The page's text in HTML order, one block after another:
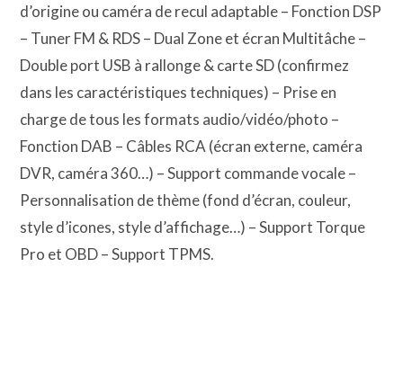
d’origine ou caméra de recul adaptable – Fonction DSP
– Tuner FM & RDS – Dual Zone et écran Multitâche –
Double port USB à rallonge & carte SD (confirmez
dans les caractéristiques techniques) – Prise en
charge de tous les formats audio/vidéo/photo –
Fonction DAB – Câbles RCA (écran externe, caméra
DVR, caméra 360…) – Support commande vocale –
Personnalisation de thème (fond d’écran, couleur,
style d’icones, style d’affichage…) – Support Torque
Pro et OBD – Support TPMS.